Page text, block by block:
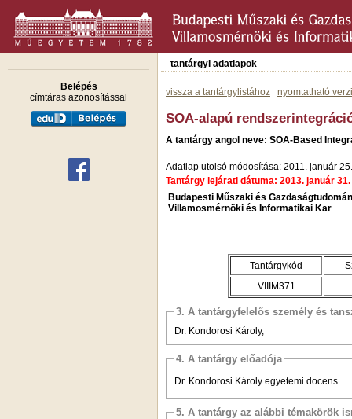
Belépés
címtáras azonosítással
tantárgyi adatlapok
vissza a tantárgylistához nyomtatható
SOA-alapú
A tantárgy angol neve: SOA-Based
Adatlap utolsó módosítása: 2011. január 25.
Tantárgy lejárati dátuma: 2013. január 31.
Budapesti Műszaki és
Villamosmérnöki és Informatikai Kar
Tantárgykód
VIIIM371
3. A tantárgyfelelős személy és
Dr. Kondorosi Károly,
4. A tantárgy előadója
Dr. Kondorosi Károly egyetemi docens
5. A tantárgy az alábbi témakörök